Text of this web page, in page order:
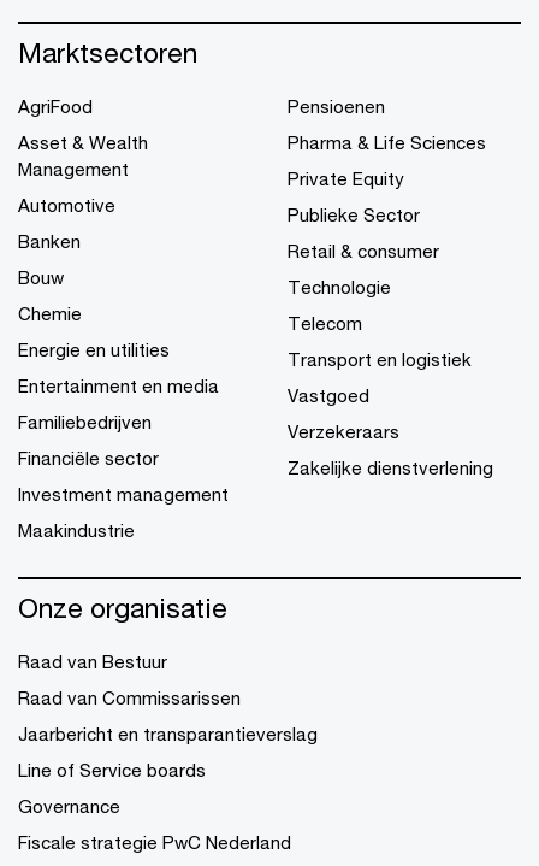
Marktsectoren
AgriFood
Asset & Wealth
Management
Automotive
Banken
Bouw
Chemie
Energie en utilities
Entertainment en media
Familiebedrijven
Financiële sector
Investment management
Maakindustrie
Pensioenen
Pharma & Life Sciences
Private Equity
Publieke Sector
Retail & consumer
Technologie
Telecom
Transport en logistiek
Vastgoed
Verzekeraars
Zakelijke dienstverlening
Onze organisatie
Raad van Bestuur
Raad van Commissarissen
Jaarbericht en transparantieverslag
Line of Service boards
Governance
Fiscale strategie PwC Nederland